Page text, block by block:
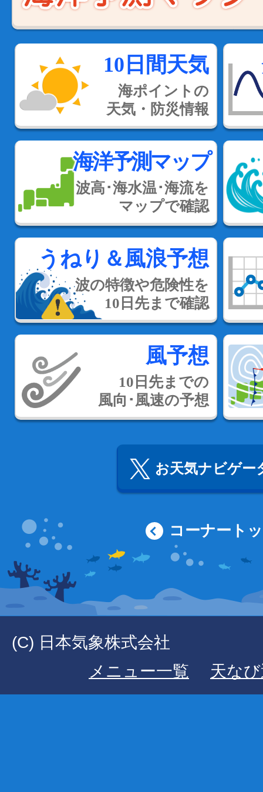
10日間天気
海ポイントの
天気・防災情報
海洋予測マップ
波高･海水温･海流を
マップで確認
うねり＆風浪予想
波の特徴や危険性を
10日先まで確認
風予想
10日先までの
風向･風速の予想
お天気ナビゲー
コーナート
(C) 日本気象株式会社
メニュー一覧
天な